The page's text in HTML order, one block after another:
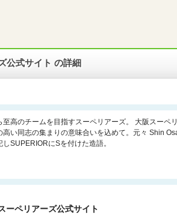
公式サイト の詳細
至高のチームを目指すスーペリアーズ。 大阪スー
高い同志の集まりの意味合いを込めて。元々 Shin
SUPERIORにSを付けた造語。
ーペリアーズ公式サイト